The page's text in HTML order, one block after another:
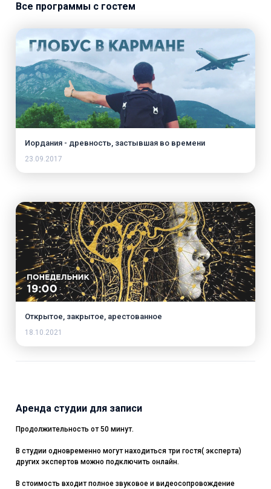
Все программы с гостем
Иордания - древность, застывшая во времени
23.09.2017
Открытое, закрытое, арестованное
18.10.2021
Аренда студии для записи
Продолжительность от 50 минут.
В студии одновременно могут находиться три гостя( эксперта)
других экспертов можно подключить онлайн.
В стоимость входит полное звуковое и видеосопровождение